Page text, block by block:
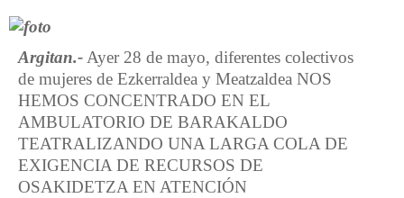
Argitan.-Ayer 28 de mayo, diferentes colectivos
de mujeres de Ezkerraldea y Meatzaldea NOS
HEMOS CONCENTRADO EN EL
AMBULATORIO DE BARAKALDO
TEATRALIZANDO UNA LARGA COLA DE
EXIGENCIA DE RECURSOS DE
OSAKIDETZA EN ATENCIÓN